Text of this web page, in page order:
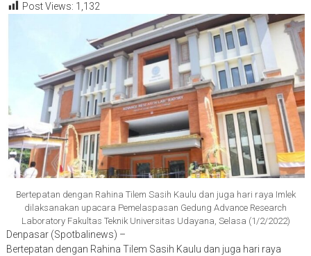
Post Views: 1,132
Bertepatan dengan Rahina Tilem Sasih Kaulu dan juga hari raya Imlek
dilaksanakan upacara Pemelaspasan Gedung Advance Research
Laboratory Fakultas Teknik Universitas Udayana, Selasa (1/2/2022)
Denpasar (Spotbalinews) –
Bertepatan dengan Rahina Tilem Sasih Kaulu dan juga hari raya